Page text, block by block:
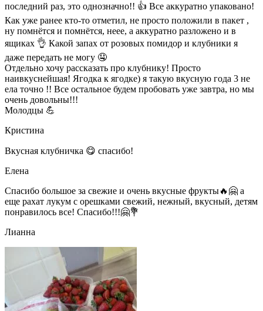
последний раз, это однозначно!! 👍 Все аккуратно упаковано!
Как уже ранее кто-то отметил, не просто положили в пакет ,
ну помнётся и помнётся, неее, а аккуратно разложено и в
ящиках 👌 Какой запах от розовых помидор и клубники я
даже передать не могу 🤤
Отдельно хочу рассказать про клубнику! Просто
наивкуснейшая! Ягодка к ягодке) я такую вкусную года 3 не
ела точно !! Все остальное будем пробовать уже завтра, но мы
очень довольны!!!
Молодцы 💪
Кристина
Вкусная клубничка 😋 спасибо!
Елена
Спасибо большое за свежие и очень вкусные фрукты🔥🤗 а
еще рахат лукум с орешками свежий, нежный, вкусный, детям
понравилось все! Спасибо!!!🤗💐
Лианна